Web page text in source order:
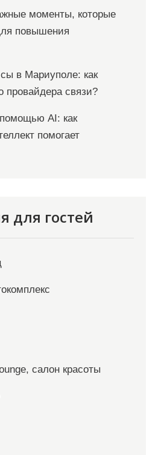
моменты, которые
повышения
в Мариуполе: как
провайдера связи?
AI: как
помогает
для гостей
салон красоты